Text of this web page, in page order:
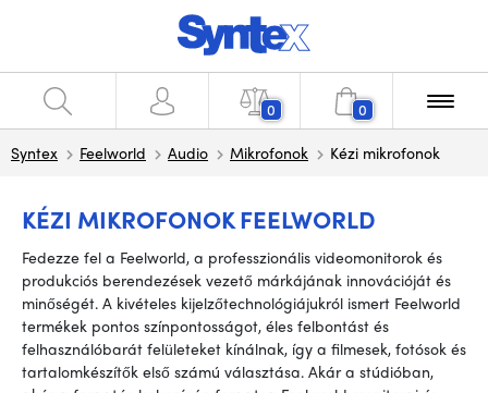
0 0
Syntex Feelworld Audio Mikrofonok Kézi mikrofonok
KÉZI MIKROFONOK FEELWORLD
Fedezze fel a Feelworld, a professzionális videomonitorok és
produkciós berendezések vezető márkájának innovációját és
minőségét. A kivételes kijelzőtechnológiájukról ismert Feelworld
termékek pontos színpontosságot, éles felbontást és
felhasználóbarát felületeket kínálnak, így a filmesek, fotósok és
tartalomkészítők első számú választása. Akár a stúdióban,